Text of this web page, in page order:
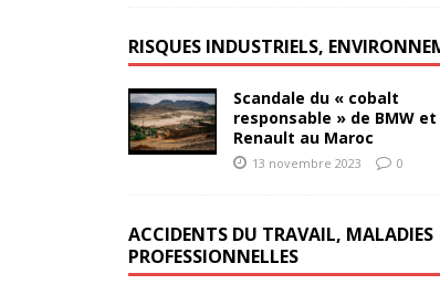
RISQUES INDUSTRIELS,
Scandale du « cobalt
responsable » de BMW et
Renault au Maroc
13 novembre 2023 0
ACCIDENTS DU TRAVAIL, MALADIES
PROFESSIONNELLES